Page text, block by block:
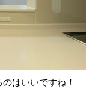
はいいですね！